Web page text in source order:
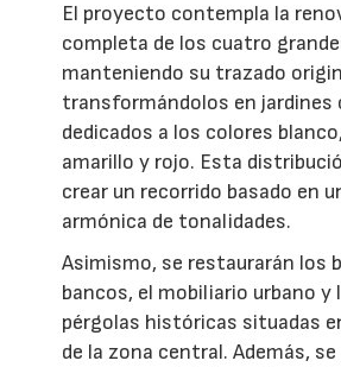
El proyecto contempla la
completa de los cuatro
manteniendo su trazado
transformándolos en jardines
dedicados a los colores
amarillo y rojo. Esta
crear un recorrido basado en
armónica de tonalidades.
Asimismo, se restaurarán los
bancos, el mobiliario urbano y
pérgolas históricas situadas
de la zona central. Además,